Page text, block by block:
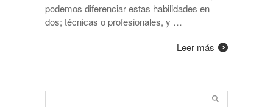
podemos diferenciar estas habilidades en
dos; técnicas o profesionales, y …
Leer más